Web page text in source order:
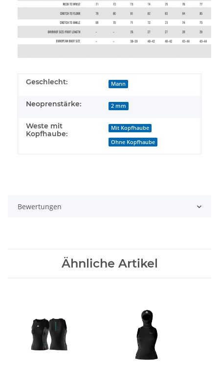
Geschlecht: Mann
Neoprenstärke: 2 mm
Weste mit
Kopfhaube:
Mit Kopfhaube
Ohne Kopfhaube
Bewertungen
Ähnliche Artikel